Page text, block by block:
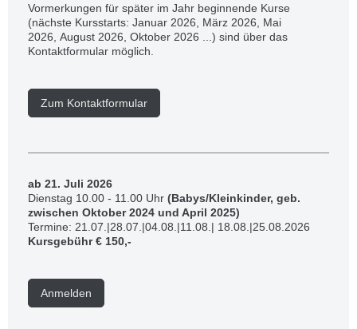
Vormerkungen für später im Jahr beginnende Kurse
(nächste Kursstarts: Januar 2026, März 2026, Mai
2026, August 2026, Oktober 2026 ...) sind über das
Kontaktformular möglich.
Zum Kontaktformular
ab 21. Juli 2026
Dienstag 10.00 - 11.00 Uhr (Babys/Kleinkinder, geb.
zwischen Oktober 2024 und April 2025)
Termine: 21.07.|28.07.|04.08.|11.08.| 18.08.|25.08.2026
Kursgebühr € 150,-
Anmelden